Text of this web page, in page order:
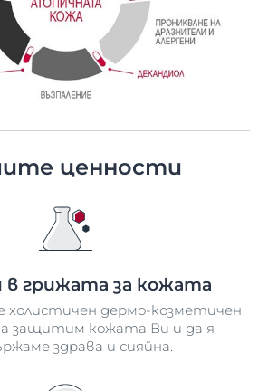
ценности
в грижата за кожата
холистичен дермо-козметичен
защитим кожата Ви и да я
здрава и сияйна.